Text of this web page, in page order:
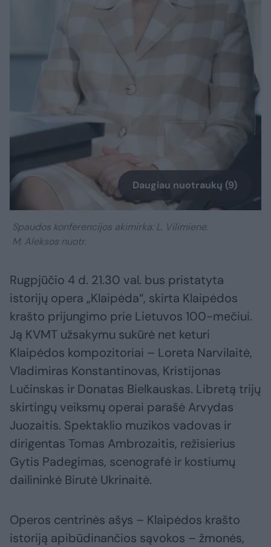
Daugiau nuotraukų (9)
Spaudos konferencijos akimirka: L. Vilimienė.
M. Aleksos nuotr.
Rugpjūčio 4 d. 21.30 val. bus pristatyta
istorijų opera „Klaipėda“, skirta Klaipėdos
krašto prijungimo prie Lietuvos 100-mečiui.
Ją KVMT užsakymu sukūrė net keturi
Klaipėdos kompozitoriai – Loreta Narvilaitė,
Vladimiras Konstantinovas, Kristijonas
Lučinskas ir Donatas Bielkauskas. Libretą trijų
skirtingų veiksmų operai parašė Arvydas
Juozaitis. Spektaklio muzikos vadovas ir
dirigentas Tomas Ambrozaitis, režisierius
Gytis Padegimas, scenografė ir kostiumų
dailininkė Birutė Ukrinaitė.
Operos centrinės ašys – Klaipėdos krašto
istoriją apibūdinančios sąvokos – žmonės,